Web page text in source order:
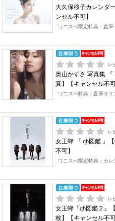
大久保桜子カレンダ
ンセル不可】
ワニスぺ限定特典：直
レ
奥山かずさ 写真集
真】【キャンセル不可
ワニスぺ特典：直筆サ
レ
女王蜂 『 qb図鑑 』
不可】
ワニスぺ限定特典：カ
レ
女王蜂『qb図鑑２』
枚】【キャンセル不可